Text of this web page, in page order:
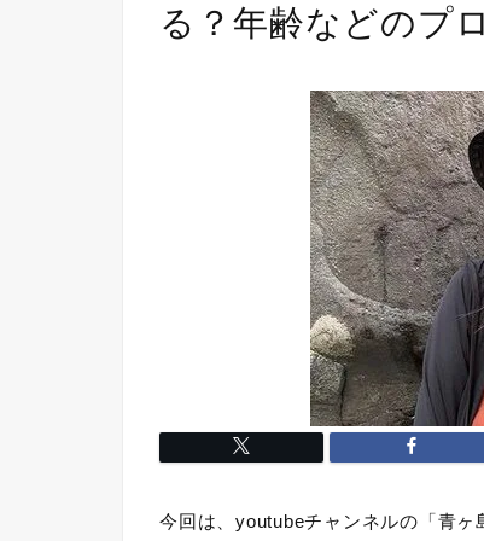
る？年齢などのプ
今回は、youtubeチャンネルの「青ヶ